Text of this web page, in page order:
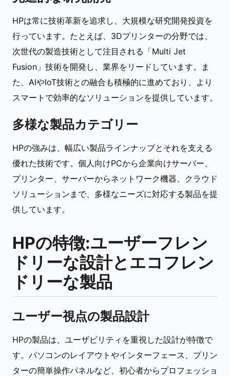
HPは常に技術革新を追求し、大規模な研究開発投資を
行っています。たとえば、3Dプリンターの分野では、
次世代の製造技術として注目される「Multi Jet
Fusion」技術を開発し、業界をリードしています。ま
た、AIやIoT技術との融合も積極的に進めており、より
スマートで効率的なソリューションを提供しています。
多様な製品カテゴリー
HPの強みは、幅広い製品ラインナップとそれを支える
優れた技術です。個人向けPCから企業向けサーバー、
プリンター、サーバーからネットワーク機器、クラウド
ソリューションまで、多様なニーズに対応する製品を提
供しています。
HPの特徴:ユーザーフレン
ドリーな設計とエコフレン
ドリーな製品
ユーザー視点の製品設計
HPの製品は、ユーザビリティを重視した設計が特徴で
す。パソコンのレイアウトやインターフェース、プリン
ターの簡単操作パネルなど、初心者からプロフェッショ